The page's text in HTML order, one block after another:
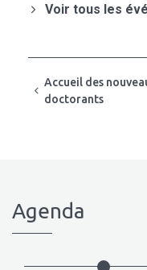
Voir tous les
Accueil des
doctorants
Agenda